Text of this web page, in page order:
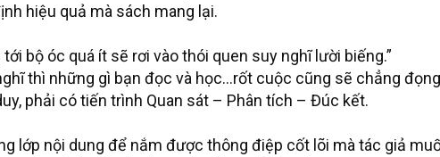
hiệu quả mà sách mang lại.
bộ óc quá ít sẽ rơi vào thói quen suy nghĩ lười biếng.”
thì những gì bạn đọc và học…rốt cuộc cũng sẽ chẳng
phải có tiến trình Quan sát – Phân tích – Đúc kết.
lớp nội dung để nắm được thông điệp cốt lõi mà tác giả